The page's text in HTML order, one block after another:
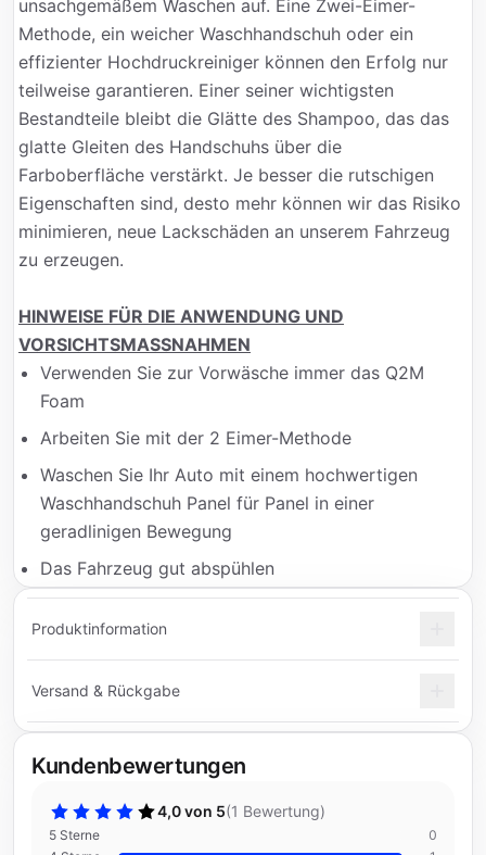
unsachgemäßem Waschen auf. Eine Zwei-Eimer-
Methode, ein weicher Waschhandschuh oder ein
effizienter Hochdruckreiniger können den Erfolg nur
teilweise garantieren. Einer seiner wichtigsten
Bestandteile bleibt die Glätte des Shampoo, das das
glatte Gleiten des Handschuhs über die
Farboberfläche verstärkt. Je besser die rutschigen
Eigenschaften sind, desto mehr können wir das Risiko
minimieren, neue Lackschäden an unserem Fahrzeug
zu erzeugen.
HINWEISE FÜR DIE ANWENDUNG UND
VORSICHTSMASSNAHMEN
Verwenden Sie zur Vorwäsche immer das Q2M
Foam
Arbeiten Sie mit der 2 Eimer-Methode
Waschen Sie Ihr Auto mit einem hochwertigen
Waschhandschuh Panel für Panel in einer
geradlinigen Bewegung
Das Fahrzeug gut abspühlen
Produktinformation
Versand & Rückgabe
Kundenbewertungen
4,0 von 5(1 Bewertung)
5 Sterne
0